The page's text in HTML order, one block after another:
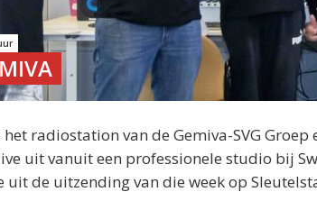
het radiostation van de Gemiva-SVG
uit vanuit een professionele studio bij
uit de uitzending van die week op